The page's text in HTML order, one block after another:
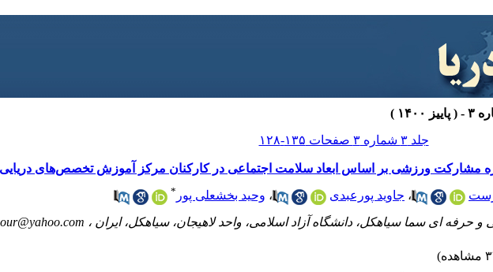
جلد ۳ شماره ۳ صفحات ۱۳۵-۱۲۸
مشارکت ورزشی بر اساس ابعاد سلامت اجتماعی در کارکنان مرکز آموزش تخصص‌های دریایی
، جاوید پورعبدی ، وحید بخشعلی پور *
حرفه ای سما سیاهکل، دانشگاه آزاد اسلامی، واحد لاهیجان، سیاهکل، ایران ،